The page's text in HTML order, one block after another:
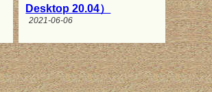
Desktop 20.04）
2021-06-06